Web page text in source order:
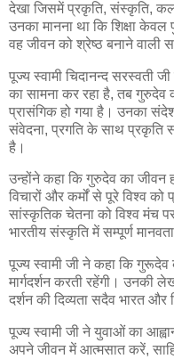
देखा जिसमें प्रकृति, संस्कृति,
उनका मानना था कि शिक्षा केवल
वह जीवन को श्रेष्ठ बनाने वाली
पूज्य स्वामी चिदानन्द सरस्वती
का सामना कर रहा है, तब गुरुदेव
प्रासंगिक हो गया है। उनका
संवेदना, प्रगति के साथ प्रकृति
है।
उन्होंने कहा कि गुरुदेव का जीवन
विचारों और कर्मों से पूरे विश्व
सांस्कृतिक चेतना को विश्व मंच
भारतीय संस्कृति में सम्पूर्ण
पूज्य स्वामी जी ने कहा कि गुरूदेव
मार्गदर्शन करती रहेंगी। उनकी
दर्शन की दिव्यता सदैव भारत और
पूज्य स्वामी जी ने युवाओं का
अपने जीवन में आत्मसात करें,